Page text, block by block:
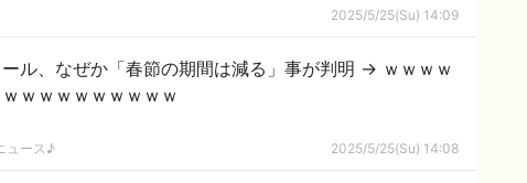
2025/5/25(Su) 14:09
ル、なぜか「春節の期間は減る」事が判明 → ｗｗｗｗ
ｗｗｗｗｗｗｗｗｗ
ュース♪ 2025/5/25(Su) 14:08